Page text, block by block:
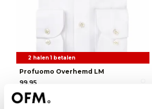
2 halen 1 betalen
Profuomo Overhemd LM
99,95